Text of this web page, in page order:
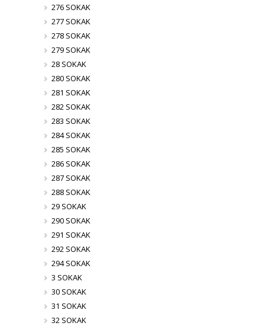
276 SOKAK
277 SOKAK
278 SOKAK
279 SOKAK
28 SOKAK
280 SOKAK
281 SOKAK
282 SOKAK
283 SOKAK
284 SOKAK
285 SOKAK
286 SOKAK
287 SOKAK
288 SOKAK
29 SOKAK
290 SOKAK
291 SOKAK
292 SOKAK
294 SOKAK
3 SOKAK
30 SOKAK
31 SOKAK
32 SOKAK